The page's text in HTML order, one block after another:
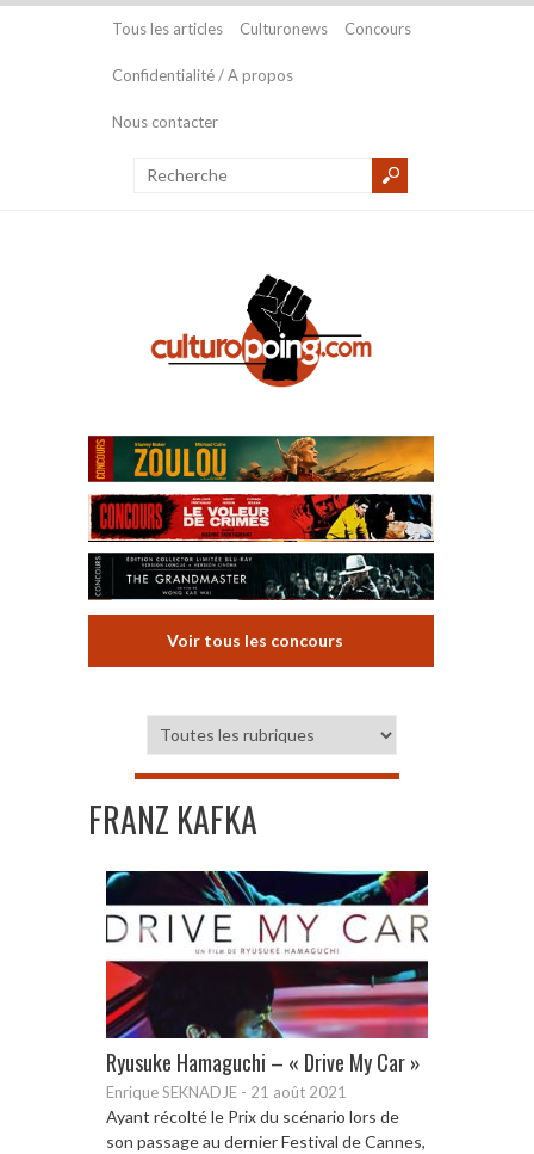
Tous les articles Culturonews Concours
Confidentialité / A propos
Nous contacter
Voir tous les concours
FRANZ KAFKA
Ryusuke Hamaguchi – « Drive My Car »
Enrique SEKNADJE - 21 août 2021
Ayant récolté le Prix du scénario lors de
son passage au dernier Festival de Cannes,